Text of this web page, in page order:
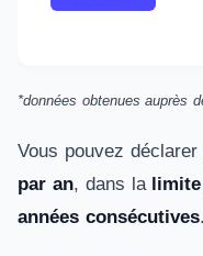
*données obtenues auprès
Vous pouvez déclarer
par an, dans la limite
années consécutives.